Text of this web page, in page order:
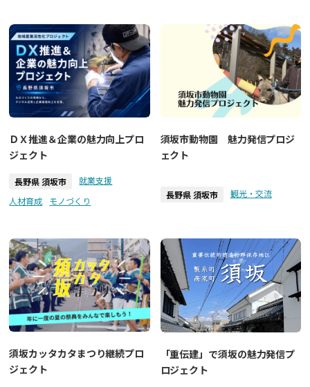
ＤＸ推進＆企業の魅力向上プロ
ジェクト
長野県 須坂市
就業支援
人材育成
モノづくり
須坂市動物園 魅力発信プロジ
ェクト
長野県 須坂市 観光・交流
須坂カッタカタまつり継続プロ
ジェクト
「重伝建」で須坂の魅力発信プ
ロジェクト